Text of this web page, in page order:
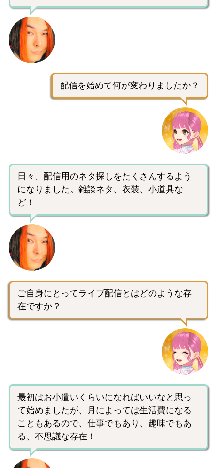
配信を始めて何が変わりましたか？
日々、配信用のネタ探しをたくさんするよう
になりました。雑談ネタ、衣装、小道具な
ど！
ご自身にとってライブ配信とはどのような存
在ですか？
最初はお小遣いくらいになればいいなと思っ
て始めましたが、月によっては生活費になる
こともあるので、仕事でもあり、趣味でもあ
る、不思議な存在！